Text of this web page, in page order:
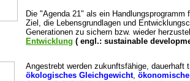
Die "Agenda 21" als ein
Ziel, die Lebensgrundlagen und
Generationen zu sichern bzw. wieder
Entwicklung ( engl.: sustainable
Angestrebt werden zukunftsfähige, dauerhaft
ökologisches Gleichgewicht,